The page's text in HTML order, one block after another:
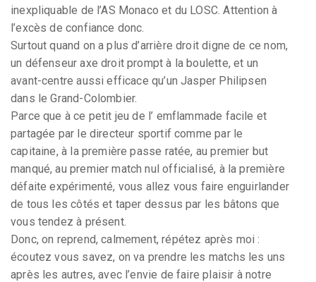
inexpliquable de l’AS Monaco et du LOSC. Attention à
l’excès de confiance donc.
Surtout quand on a plus d’arrière droit digne de ce nom,
un défenseur axe droit prompt à la boulette, et un
avant-centre aussi efficace qu’un Jasper Philipsen
dans le Grand-Colombier.
Parce que à ce petit jeu de l’ emflammade facile et
partagée par le directeur sportif comme par le
capitaine, à la première passe ratée, au premier but
manqué, au premier match nul officialisé, à la première
défaite expérimenté, vous allez vous faire enguirlander
de tous les côtés et taper dessus par les bâtons que
vous tendez à présent.
Donc, on reprend, calmement, répétez après moi :
écoutez vous savez, on va prendre les matchs les uns
après les autres, avec l’envie de faire plaisir à notre